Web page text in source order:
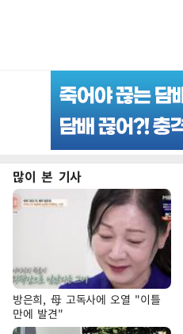
많이 본 기사
방은희, 母 고독사에 오열 "이틀
만에 발견"